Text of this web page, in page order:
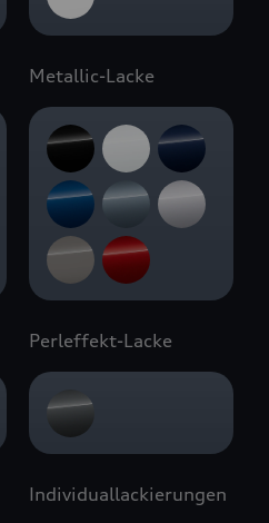
Metallic-Lacke
Perleffekt-Lacke
Individuallackierungen